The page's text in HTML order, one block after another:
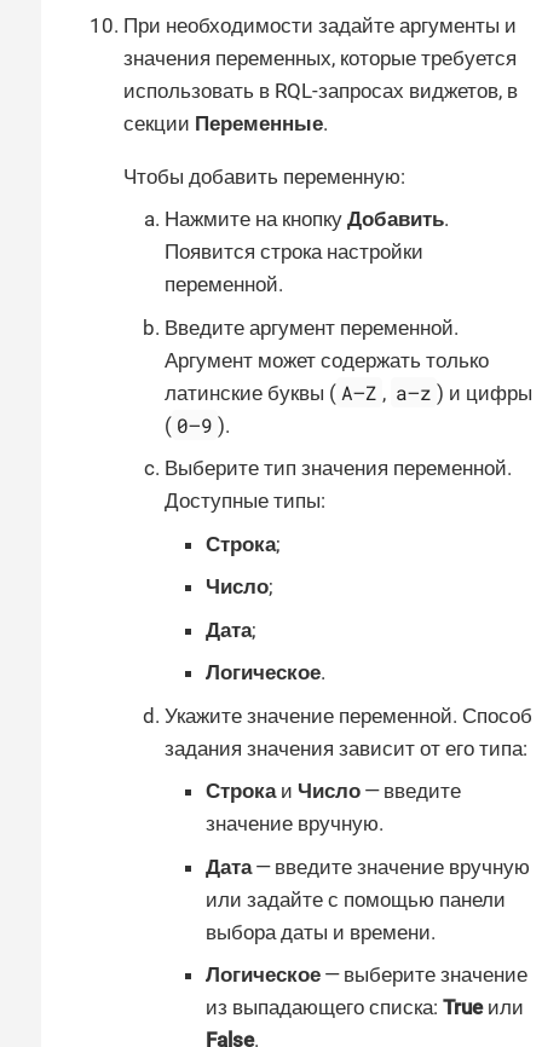
При необходимости задайте аргументы и
значения переменных, которые требуется
использовать в RQL-запросах виджетов, в
секции Переменные.
Чтобы добавить переменную:
Нажмите на кнопку Добавить.
Появится строка настройки
переменной.
Введите аргумент переменной.
Аргумент может содержать только
латинские буквы ( A—​Z , a—​z ) и цифры
( 0—​9 ).
Выберите тип значения переменной.
Доступные типы:
Строка;
Число;
Дата;
Логическое.
Укажите значение переменной. Способ
задания значения зависит от его типа:
Строкаи Число — введите
значение вручную.
Дата— введите значение вручную
или задайте с помощью панели
выбора даты и времени.
Логическое — выберите значение
из выпадающего списка: Trueили
False.